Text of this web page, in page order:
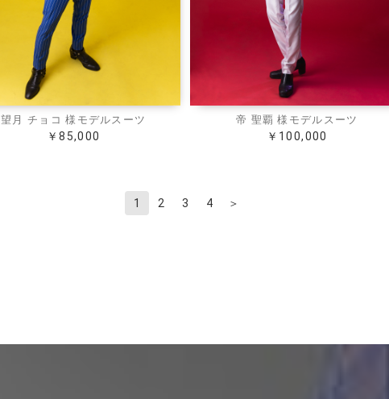
望月 チョコ 様モデルスーツ
￥85,000
帝 聖覇 様モデルスーツ
￥100,000
1 2 3 4 ＞